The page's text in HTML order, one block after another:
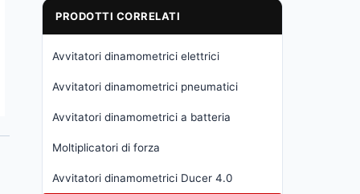
PRODOTTI CORRELATI
Avvitatori dinamometrici elettrici
Avvitatori dinamometrici pneumatici
Avvitatori dinamometrici a batteria
Moltiplicatori di forza
Avvitatori dinamometrici Ducer 4.0